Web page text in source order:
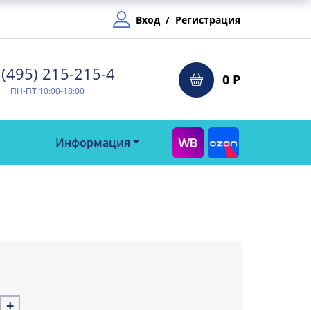
Вход / Регистрация
215-215-4⁠
ПН-ПТ 10:00-18:00
0 Р
Информация
+